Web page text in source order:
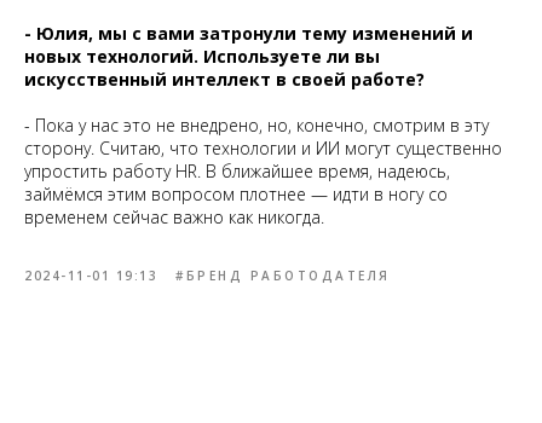
- Юлия, мы с вами затронули тему изменений и
новых технологий. Используете ли вы
искусственный интеллект в своей работе?
- Пока у нас это не внедрено, но, конечно, смотрим в эту
сторону. Считаю, что технологии и ИИ могут существенно
упростить работу HR. В ближайшее время, надеюсь,
займёмся этим вопросом плотнее — идти в ногу со
временем сейчас важно как никогда.
2024-11-01 19:13 #БРЕНД РАБОТОДАТЕЛЯ